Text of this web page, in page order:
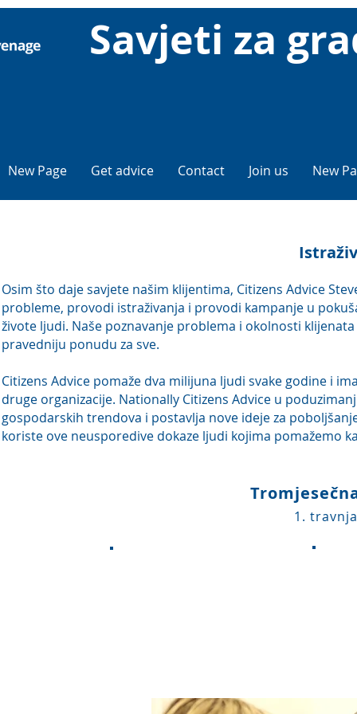
Savjeti za
New Page Get advice Contact Join us New
Osim što daje savjete našim klijentima, Citizens Advice
probleme, provodi istraživanja i provodi kampanje u
živote ljudi. Naše poznavanje problema i okolnosti
pravedniju ponudu za sve.
Citizens Advice pomaže dva milijuna ljudi svake godine i
druge organizacije. Nationally Citizens Advice u
gospodarskih trendova i postavlja nove ideje za
koriste ove neusporedive dokaze ljudi kojima pomažemo
1.